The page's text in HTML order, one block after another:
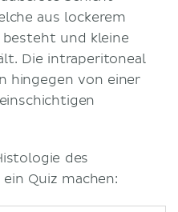
aus lockerem
und kleine
Die intraperitoneal
hingegen von einer
des
Quiz machen: